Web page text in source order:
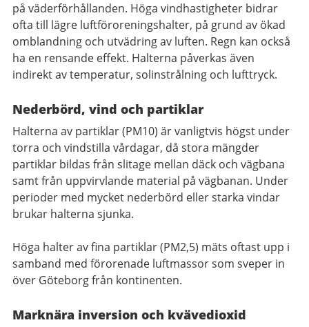
på väderförhållanden. Höga vindhastigheter bidrar
ofta till lägre luftföroreningshalter, på grund av ökad
omblandning och utvädring av luften. Regn kan också
ha en rensande effekt. Halterna påverkas även
indirekt av temperatur, solinstrålning och lufttryck.
Nederbörd, vind och partiklar
Halterna av partiklar (PM10) är vanligtvis högst under
torra och vindstilla vårdagar, då stora mängder
partiklar bildas från slitage mellan däck och vägbana
samt från uppvirvlande material på vägbanan. Under
perioder med mycket nederbörd eller starka vindar
brukar halterna sjunka.
Höga halter av fina partiklar (PM2,5) mäts oftast upp i
samband med förorenade luftmassor som sveper in
över Göteborg från kontinenten.
Marknära inversion och kvävedioxid